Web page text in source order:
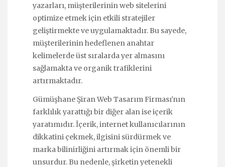
yazarları, müşterilerinin web sitelerini
optimize etmek için etkili stratejiler
geliştirmekte ve uygulamaktadır. Bu sayede,
müşterilerinin hedeflenen anahtar
kelimelerde üst sıralarda yer almasını
sağlamakta ve organik trafiklerini
artırmaktadır.
Gümüşhane Şiran Web Tasarım Firması'nın
farklılık yarattığı bir diğer alan ise içerik
yaratımıdır. İçerik, internet kullanıcılarının
dikkatini çekmek, ilgisini sürdürmek ve
marka bilinirliğini artırmak için önemli bir
unsurdur. Bu nedenle, şirketin yetenekli